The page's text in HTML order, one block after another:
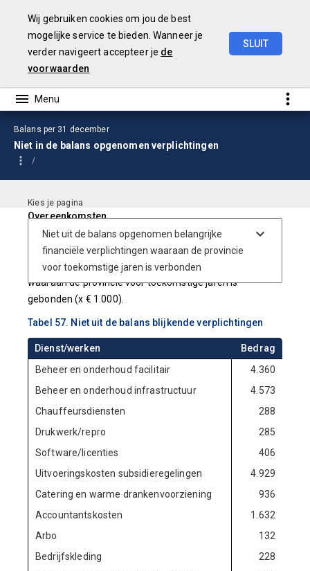
Wij gebruiken cookies om jou de best
mogelijke service te bieden. Wanneer je
verder navigeert accepteer je de
voorwaarden
SLUIT
Balans per 31 december
Niet in de balans opgenomen verplichtingen
Overeenkomsten
Op grond van artikel 53 van het BBV worden in de
toelichting bij de balans opgenomen de niet in de balans
opgenomen belangrijke financiële verplichtingen
waaraan de provincie voor toekomstige jaren is
gebonden (x € 1.000).
Tabel 57. Niet uit de balans blijkende verplichtingen
Dienst/werken
Bedrag
Beheer en onderhoud facilitair
4.360
Beheer en onderhoud infrastructuur
4.573
Chauffeursdiensten
288
Drukwerk/repro
285
Software/licenties
406
Uitvoeringskosten subsidieregelingen
4.929
Catering en warme drankenvoorziening
936
Accountantskosten
1.632
Arbo
132
Bedrijfskleding
228